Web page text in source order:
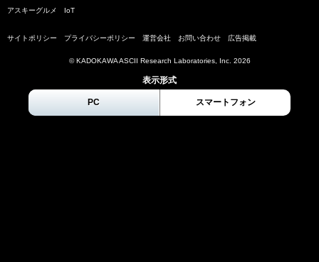
アスキーグルメ IoT
サイトポリシー プライバシーポリシー 運営会社 お問い合わせ 広告掲載
© KADOKAWA ASCII Research Laboratories, Inc. 2026
表示形式
PC スマートフォン